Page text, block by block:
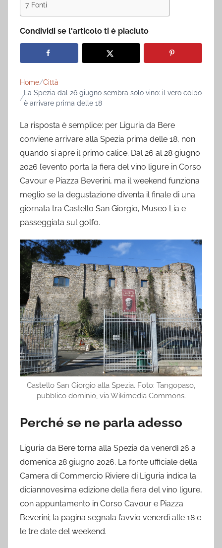
Fonti
Condividi se l'articolo ti è piaciuto
Home Città
La Spezia dal 26 giugno sembra solo vino: il vero colpo
è arrivare prima delle 18
La risposta è semplice: per Liguria da Bere
conviene arrivare alla Spezia prima delle 18, non
quando si apre il primo calice. Dal 26 al 28 giugno
2026 l’evento porta la fiera del vino ligure in Corso
Cavour e Piazza Beverini, ma il weekend funziona
meglio se la degustazione diventa il finale di una
giornata tra Castello San Giorgio, Museo Lia e
passeggiata sul golfo.
Castello San Giorgio alla Spezia. Foto: Tangopaso,
pubblico dominio, via Wikimedia Commons.
Perché se ne parla adesso
Liguria da Bere torna alla Spezia da venerdì 26 a
domenica 28 giugno 2026. La fonte ufficiale della
Camera di Commercio Riviere di Liguria indica la
diciannovesima edizione della fiera del vino ligure,
con appuntamento in Corso Cavour e Piazza
Beverini; la pagina segnala l’avvio venerdì alle 18 e
le tre date del weekend.